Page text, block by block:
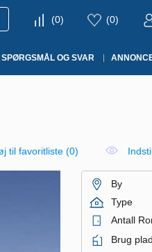
(0) (0)
SPØRGSMÅL OG SVAR
til favoritliste (0)
By
Type
Antall
Brug